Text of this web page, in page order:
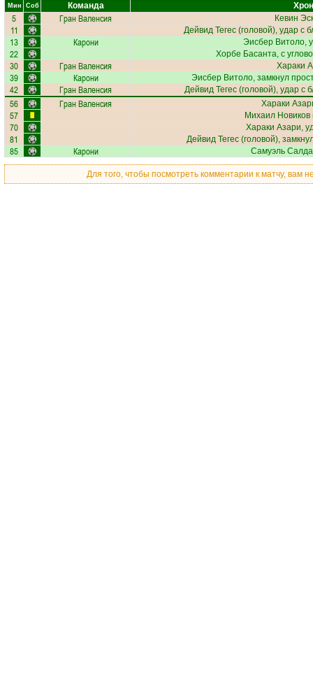
Мин Соб Команда
5 Гран Валенсия Кевин
11 Дейвид Тегес (головой), удар с
13 Карони Эисбер Витоло,
22 Хорбе Басанта, с
30 Гран Валенсия Хараки
39 Карони Эисбер Витоло, замкнул
42 Гран Валенсия Дейвид Тегес(головой), удар с
56 Гран Валенсия Хараки
57 Михаил Новиков
70 Хараки Азари,
81 Дейвид Тегес(головой),
85 Карони Самуэль
Для того, чтобы посмотреть комментарии к матчу, вам